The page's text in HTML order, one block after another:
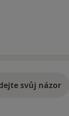
svůj názor